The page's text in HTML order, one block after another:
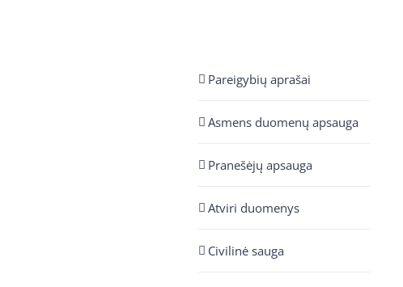
Pareigybių aprašai
Asmens duomenų apsauga
Pranešėjų apsauga
Atviri duomenys
Civilinė sauga